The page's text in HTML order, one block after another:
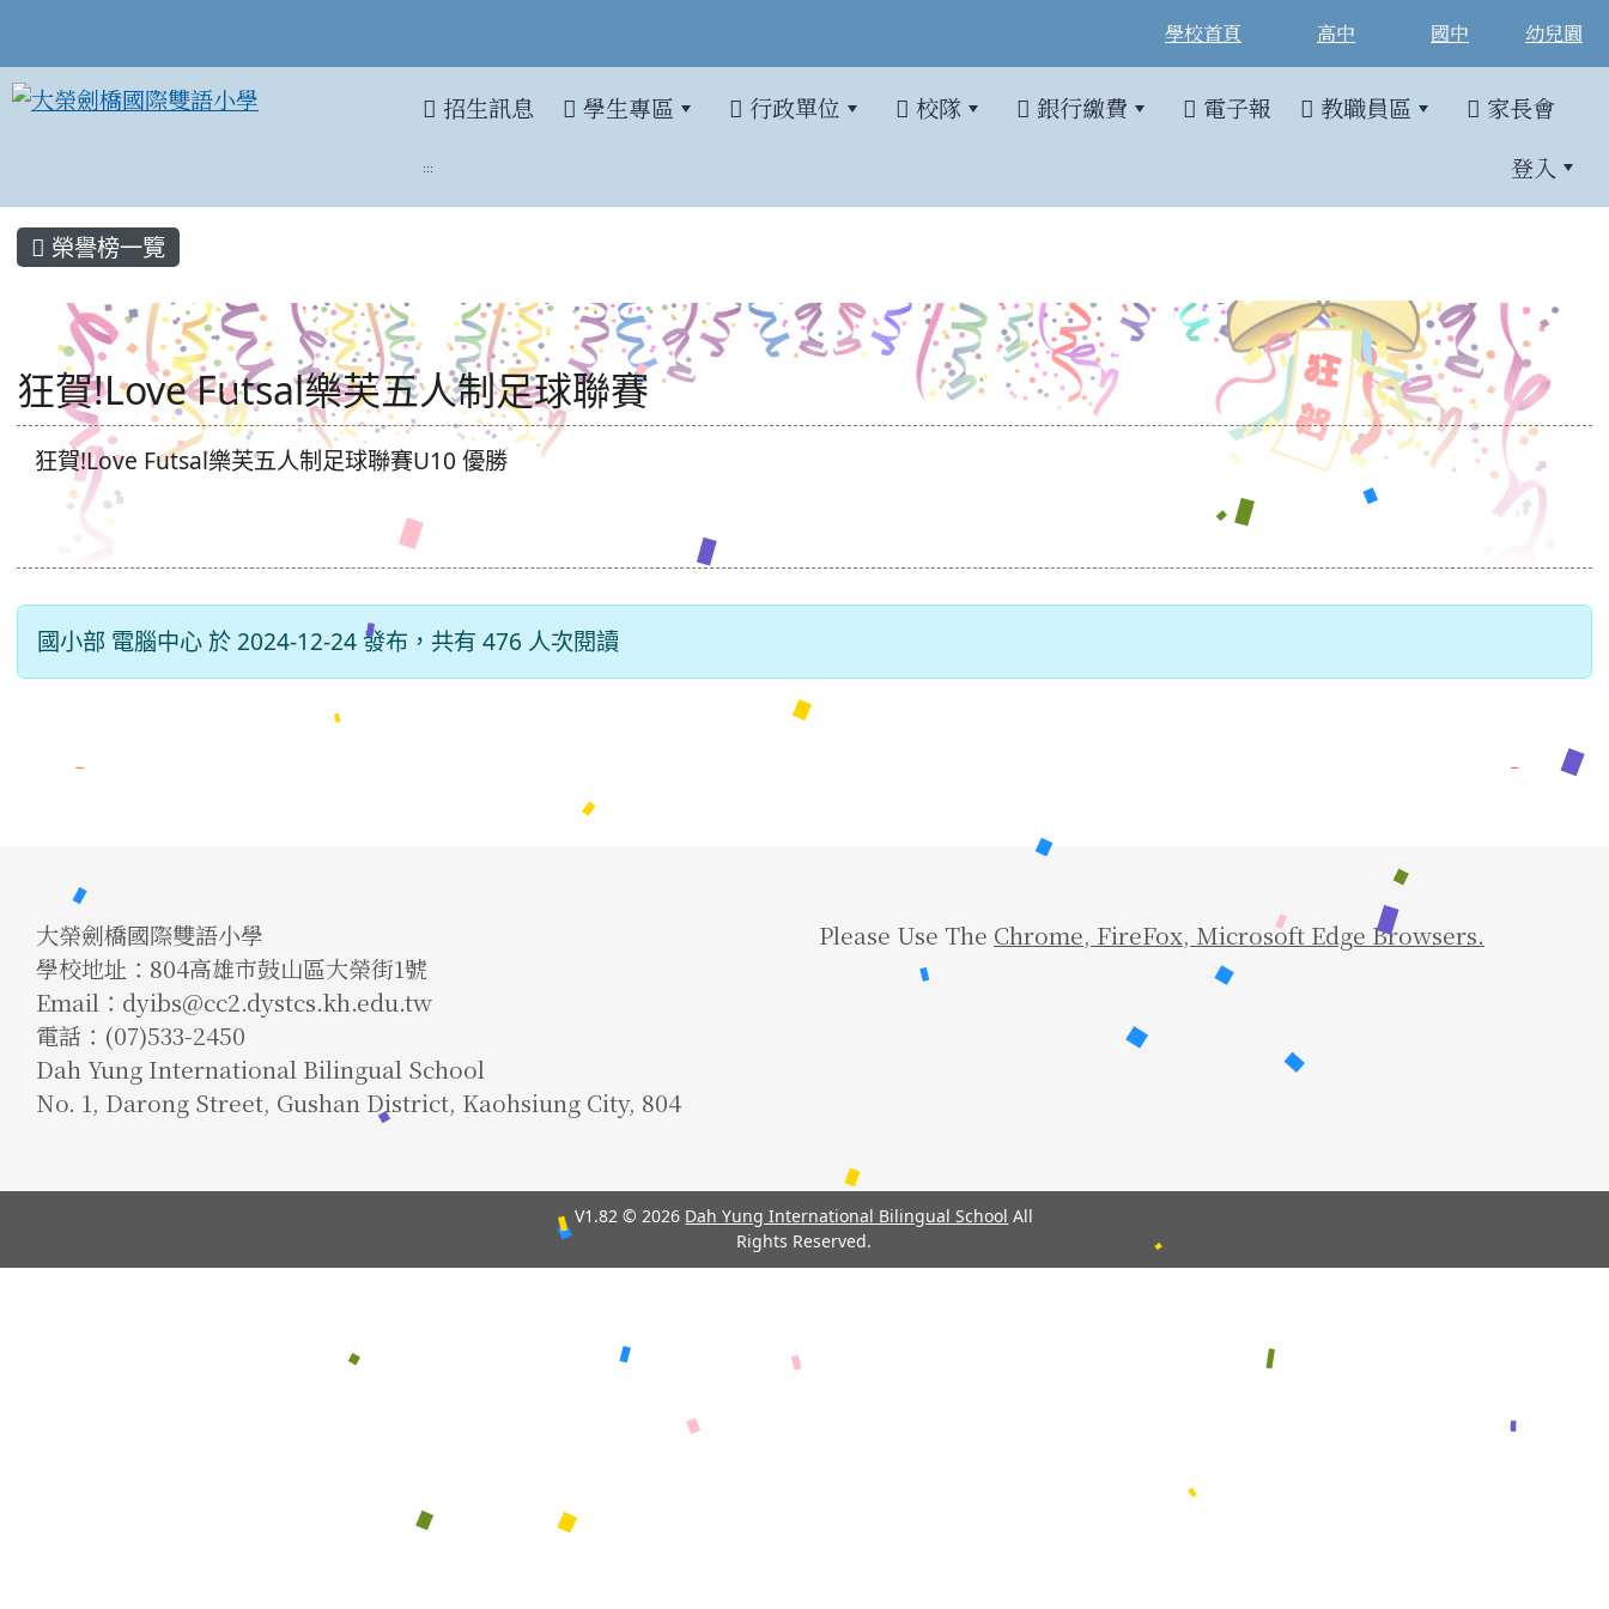
學校首頁 高中 國中 幼兒園
招生訊息 學生專區 行政單位 校隊 銀行繳費 電子報 教職員區 家長會
::: 登入
榮譽榜一覽
狂賀!Love Futsal樂芙五人制足球聯賽
狂賀!Love Futsal樂芙五人制足球聯賽U10 優勝
國小部 電腦中心 於 2024-12-24 發布，共有 476 人次閱讀
大榮劍橋國際雙語小學
學校地址：804高雄市鼓山區大榮街1號
Email：dyibs@cc2.dystcs.kh.edu.tw
電話：(07)533-2450
Dah Yung International Bilingual School
No. 1, Darong Street, Gushan District, Kaohsiung City, 804
Please Use The Chrome, FireFox, Microsoft Edge Browsers.
V1.82 © 2026 Dah Yung International Bilingual School All
Rights Reserved.